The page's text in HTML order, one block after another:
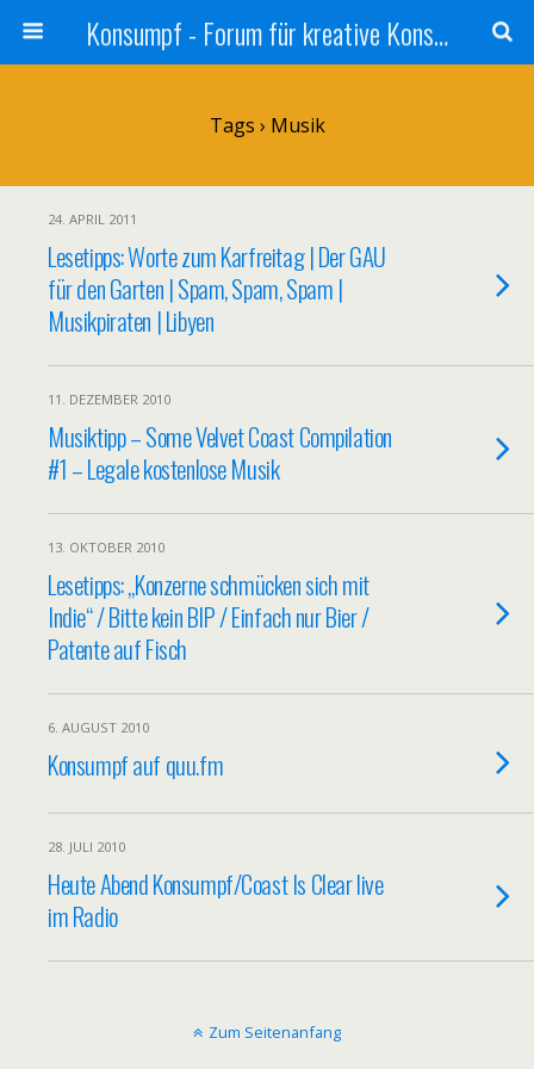
Konsumpf - Forum für kreative Konsumkritik - Culture Jamming, Nachhaltigkeit, Konzernkritik, Adbusting
Tags › Musik
24. APRIL 2011
Lesetipps: Worte zum Karfreitag | Der GAU
für den Garten | Spam, Spam, Spam |
Musikpiraten | Libyen
11. DEZEMBER 2010
Musiktipp – Some Velvet Coast Compilation
#1 – Legale kostenlose Musik
13. OKTOBER 2010
Lesetipps: „Konzerne schmücken sich mit
Indie“ / Bitte kein BIP / Einfach nur Bier /
Patente auf Fisch
6. AUGUST 2010
Konsumpf auf quu.fm
28. JULI 2010
Heute Abend Konsumpf/Coast Is Clear live
im Radio
Zum Seitenanfang